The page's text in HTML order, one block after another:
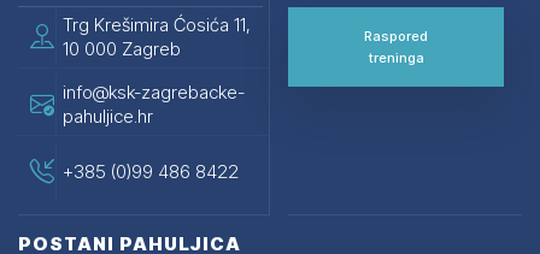
Trg Krešimira Ćosića 11,
10 000 Zagreb
info@ksk-zagrebacke-
pahuljice.hr
+385 (0)99 486 8422
Raspored
treninga
POSTANI PAHULJICA